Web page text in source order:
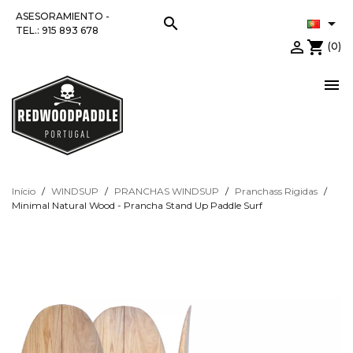
ASESORAMIENTO -
TEL.: 915 893 678
search

 shopping_cart (0)

Início WINDSUP PRANCHAS WINDSUP
Pranchass Rigidas
Minimal Natural Wood - Prancha Stand Up Paddle Surf